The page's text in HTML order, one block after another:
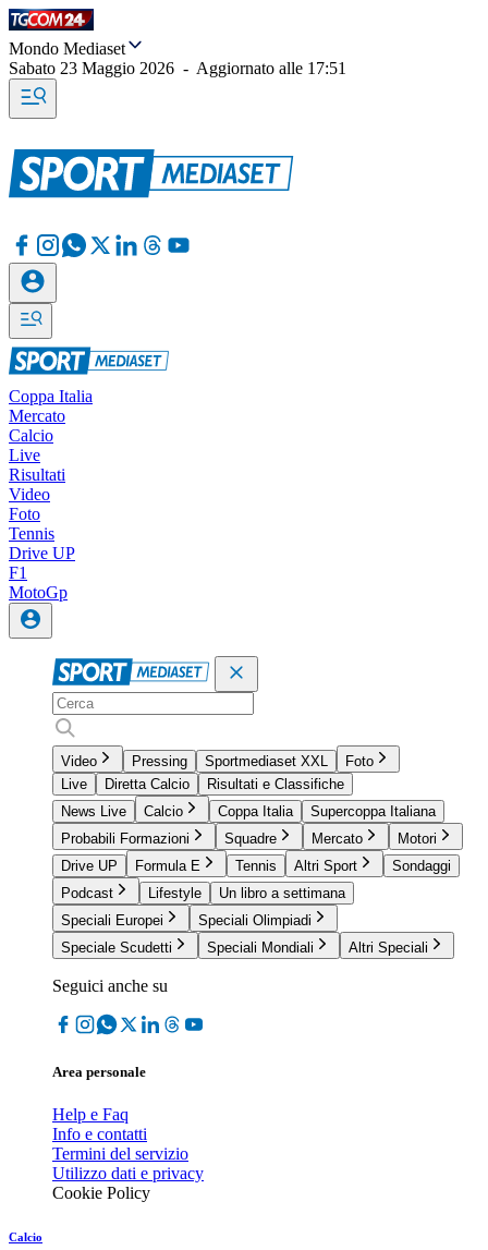
Mondo Mediaset
Sabato 23 Maggio 2026 - Aggiornato alle 17:51
Coppa Italia
Mercato
Calcio
Live
Risultati
Video
Foto
Tennis
Drive UP
F1
MotoGp
Video Pressing Sportmediaset XXL
Foto
Live
Diretta Calcio
Risultati e Classifiche
News Live
Calcio Coppa Italia
Supercoppa Italiana
Probabili Formazioni
Squadre Mercato
Motori
Drive UP
Formula E Tennis Altri Sport
Sondaggi
Podcast
Lifestyle
Un libro a settimana
Speciali Europei
Speciali Olimpiadi
Speciale Scudetti
Speciali Mondiali Altri Speciali
Seguici anche su
Area personale
Help e Faq
Info e contatti
Termini del servizio
Utilizzo dati e privacy
Cookie Policy
Calcio